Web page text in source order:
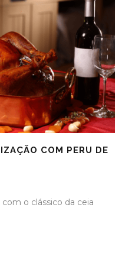
COM PERU DE
o clássico da ceia